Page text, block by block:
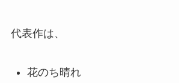
代表作は、
花のち晴れ